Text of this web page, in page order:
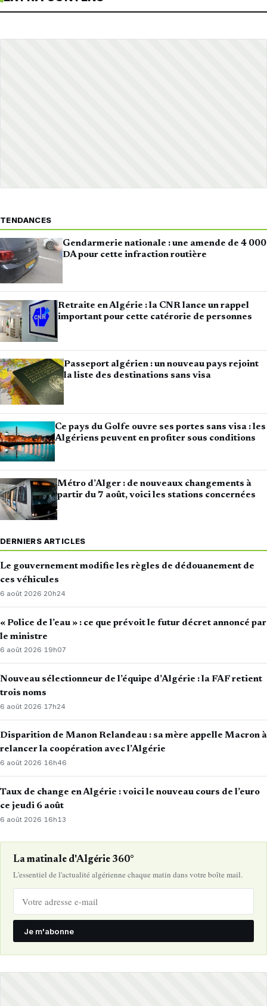
TENDANCES
Gendarmerie nationale : une amende de 4 000
DA pour cette infraction routière
Retraite en Algérie : la CNR lance un rappel
important pour cette catérorie de personnes
Passeport algérien : un nouveau pays rejoint
la liste des destinations sans visa
Ce pays du Golfe ouvre ses portes sans visa : les
Algériens peuvent en profiter sous conditions
Métro d’Alger : de nouveaux changements à
partir du 7 août, voici les stations concernées
DERNIERS ARTICLES
Le gouvernement modifie les règles de dédouanement de
ces véhicules
6 août 2026·20h24
« Police de l’eau » : ce que prévoit le futur décret annoncé par
le ministre
6 août 2026·19h07
Nouveau sélectionneur de l’équipe d’Algérie : la FAF retient
trois noms
6 août 2026·17h24
Disparition de Manon Relandeau : sa mère appelle Macron à
relancer la coopération avec l’Algérie
6 août 2026·16h46
Taux de change en Algérie : voici le nouveau cours de l’euro
ce jeudi 6 août
6 août 2026· 16h13
La matinale d'Algérie 360°
L'essentiel de l'actualité algérienne chaque matin dans votre boîte mail.
Je m'abonne